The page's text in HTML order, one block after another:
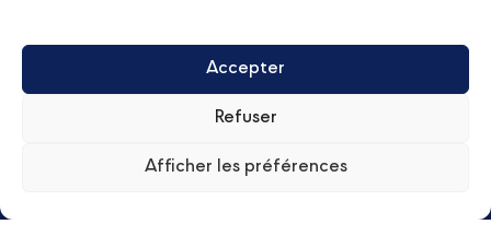
Accepter
Refuser
Afficher les préférences